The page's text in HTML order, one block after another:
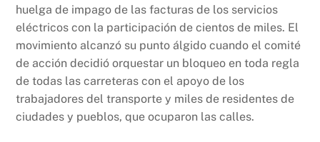
huelga de impago de las facturas de los servicios
eléctricos con la participación de cientos de miles. El
movimiento alcanzó su punto álgido cuando el comité
de acción decidió orquestar un bloqueo en toda regla
de todas las carreteras con el apoyo de los
trabajadores del transporte y miles de residentes de
ciudades y pueblos, que ocuparon las calles.